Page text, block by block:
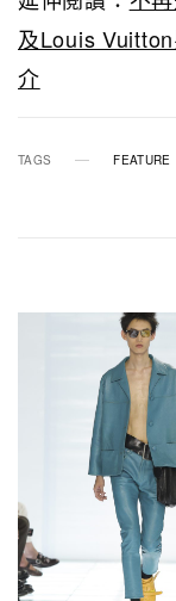
及Louis
介
TAGS FEATURE